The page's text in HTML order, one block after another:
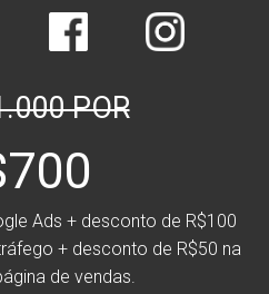
POR
Ads + desconto de R$100
+ desconto de R$50 na
de vendas.